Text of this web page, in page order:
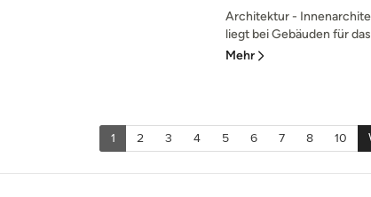
Architektur -
liegt bei Gebäuden für
Mehr
1 2 3 4 5 6 7 8 10